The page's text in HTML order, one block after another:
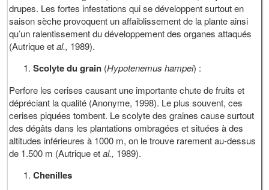
drupes. Les fortes infestations qui se développent surtout en
saison sèche provoquent un affaiblissement de la plante ainsi
qu’un ralentissement du développement des organes attaqués
(Autrique etal., 1989).
Scolyte du grain (Hypotenemus hampei) :
Perfore les cerises causant une importante chute de fruits et
dépréciant la qualité (Anonyme, 1998). Le plus souvent, ces
cerises piquées tombent. Le scolyte des graines cause surtout
des dégâts dans les plantations ombragées et situées à des
altitudes inférieures à 1000 m, on le trouve rarement au-dessus
de 1.500 m (Autrique etal., 1989).
Chenilles